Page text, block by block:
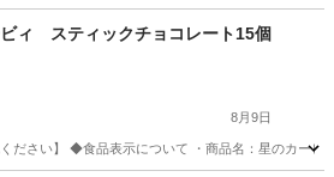
ィ スティックチョコレート15個
8月9日
ください】 ◆食品表示について ・商品名：星のカー